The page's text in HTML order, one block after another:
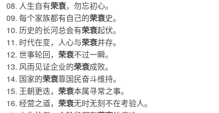
人生自有荣衰，勿忘初心。
每个家族都有自己的荣衰史。
历史的长河总会有荣衰起伏。
时代在变，人心与荣衰并存。
世事轮回， 荣衰不过一瞬。
风雨见证企业的荣衰成败。
国家的荣衰靠国民奋斗维持。
王朝更迭， 荣衰本属寻常之事。
经营之道， 荣衰无时无刻不在考验人。